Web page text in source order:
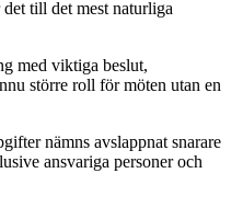
till det mest naturliga
med viktiga beslut,
större roll för möten utan en
nämns avslappnat snarare
ansvariga personer och